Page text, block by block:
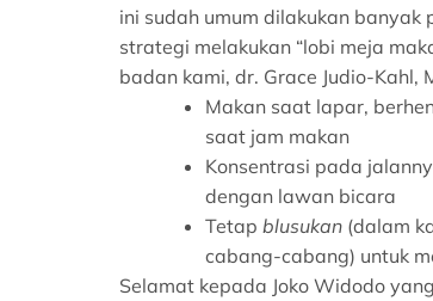
ini sudah umum dilakukan
strategi melakukan “lobi meja
badan kami, dr. Grace Judio-Kahl,
Makan saat lapar,
saat jam makan
Konsentrasi pada
dengan lawan bicara
Tetap blusukan (dalam
cabang-cabang) untuk
Selamat kepada Joko Widodo